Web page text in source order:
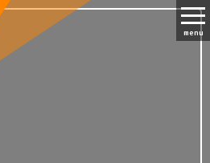
menu